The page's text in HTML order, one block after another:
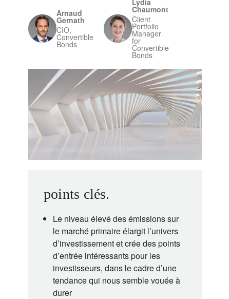
Arnaud
Gernath
CIO,
Convertible
Bonds
Lydia
Chaumont
Client
Portfolio
Manager
for
Convertible
Bonds
points clés.
Le niveau élevé des émissions sur
le marché primaire élargit l’univers
d’investissement et crée des points
d’entrée intéressants pour les
investisseurs, dans le cadre d’une
tendance qui nous semble vouée à
durer